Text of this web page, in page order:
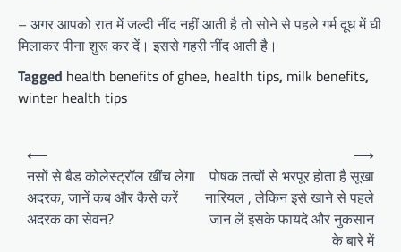
– अगर आपको रात में जल्दी नींद नहीं आती है तो सोने से पहले गर्म दूध में घी
मिलाकर पीना शुरू कर दें। इससे गहरी नींद आती है।
Tagged health benefits of ghee, health tips, milk benefits,
winter health tips
Post
navigation
⟵
नसों से बैड कोलेस्ट्रॉल खींच लेगा
अदरक, जानें कब और कैसे करें
अदरक का सेवन?
पोषक तत्वों से भरपूर होता है सूखा
नारियल , लेकिन इसे खाने से पहले
जान लें इसके फायदे और नुकसान
के बारे में
⟶